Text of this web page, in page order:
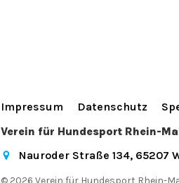
Impressum Datenschutz
Verein für Hundesport Rhein-
Nauroder Straße 134, 65207
© 2026 Verein für Hundesport Rhein-